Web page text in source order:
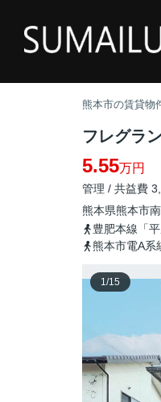
熊本市の賃貸物
フレグラ
5.55万円
管理 / 共益費
熊本県熊本市
豊肥本線「
熊本市電A系
1/15